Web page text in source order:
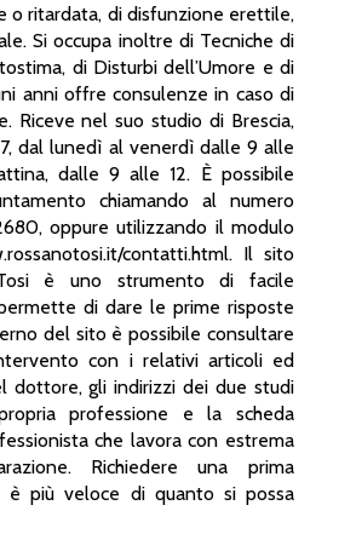
o ritardata, di disfunzione erettile,
Si occupa inoltre di Tecniche di
di Disturbi dell’Umore e di
anni offre consulenze in caso di
Riceve nel suo studio di Brescia,
dal lunedì al venerdì dalle 9 alle
dalle 9 alle 12. È possibile
chiamando al numero
oppure utilizzando il modulo
contatti.html. Il sito
è uno strumento di facile
di dare le prime risposte
del sito è possibile consultare
con i relativi articoli ed
dottore, gli indirizzi dei due studi
professione e la scheda
che lavora con estrema
Richiedere una prima
è più veloce di quanto si possa